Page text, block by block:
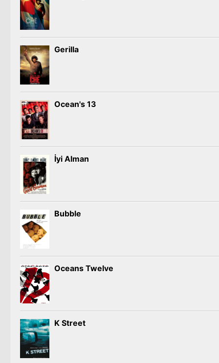
Gerilla
Ocean's 13
İyi Alman
Bubble
Oceans Twelve
K Street